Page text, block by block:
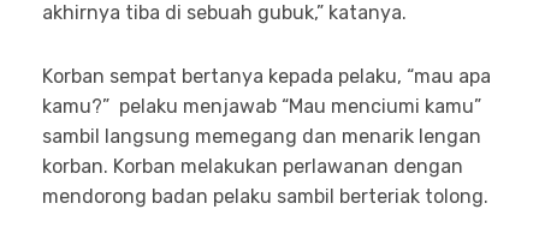
akhirnya tiba di sebuah gubuk,” katanya.
Korban sempat bertanya kepada pelaku, “mau apa
kamu?” pelaku menjawab “Mau menciumi kamu”
sambil langsung memegang dan menarik lengan
korban. Korban melakukan perlawanan dengan
mendorong badan pelaku sambil berteriak tolong.